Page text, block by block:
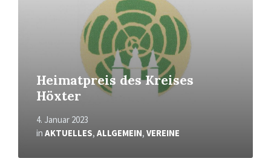
Heimatpreis des Kreises
Höxter
4. Januar 2023
in AKTUELLES, ALLGEMEIN, VEREINE